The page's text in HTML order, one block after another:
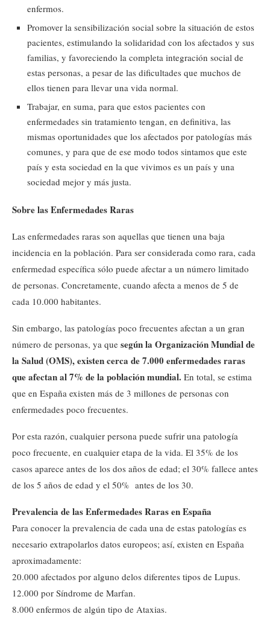
enfermos.
Promover la sensibilización social sobre la situación de estos
pacientes, estimulando la solidaridad con los afectados y sus
familias, y favoreciendo la completa integración social de
estas personas, a pesar de las dificultades que muchos de
ellos tienen para llevar una vida normal.
Trabajar, en suma, para que estos pacientes con
enfermedades sin tratamiento tengan, en definitiva, las
mismas oportunidades que los afectados por patologías más
comunes, y para que de ese modo todos sintamos que este
país y esta sociedad en la que vivimos es un país y una
sociedad mejor y más justa.
Sobre las Enfermedades Raras
Las enfermedades raras son aquellas que tienen una baja
incidencia en la población. Para ser considerada como rara, cada
enfermedad específica sólo puede afectar a un número limitado
de personas. Concretamente, cuando afecta a menos de 5 de
cada 10.000 habitantes.
Sin embargo, las patologías poco frecuentes afectan a un gran
número de personas, ya que según la Organización Mundial de
la Salud (OMS), existen cerca de 7.000 enfermedades raras
que afectan al 7% de la población mundial. En total, se estima
que en España existen más de 3 millones de personas con
enfermedades poco frecuentes.
Por esta razón, cualquier persona puede sufrir una patología
poco frecuente, en cualquier etapa de la vida. El 35% de los
casos aparece antes de los dos años de edad; el 30% fallece antes
de los 5 años de edad y el 50% antes de los 30.
Prevalencia de las Enfermedades Raras en España
Para conocer la prevalencia de cada una de estas patologías es
necesario extrapolarlos datos europeos; así, existen en España
aproximadamente:
20.000 afectados por alguno delos diferentes tipos de Lupus.
12.000 por Síndrome de Marfan.
8.000 enfermos de algún tipo de Ataxias.